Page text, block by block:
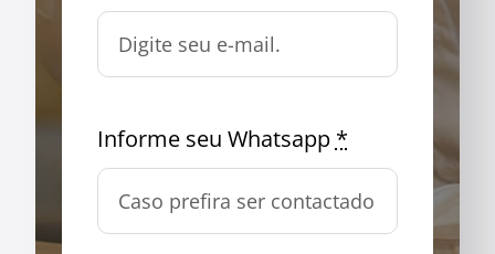
Informe seu Whatsapp *